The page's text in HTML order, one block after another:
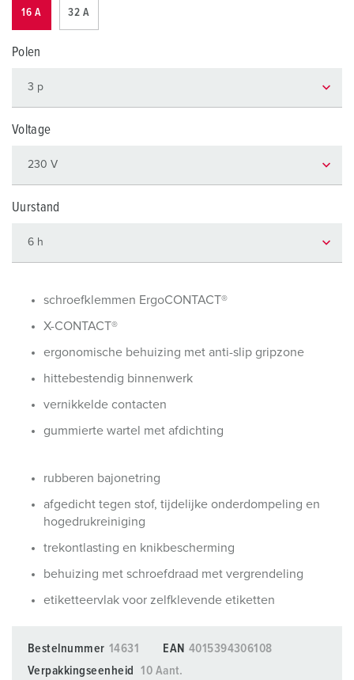
16 A 32 A
Polen
Voltage
Uurstand
schroefklemmen ErgoCONTACT®
X-CONTACT®
ergonomische behuizing met anti-slip gripzone
hittebestendig binnenwerk
vernikkelde contacten
gummierte wartel met afdichting
rubberen bajonetring
afgedicht tegen stof, tijdelijke onderdompeling en
hogedrukreiniging
trekontlasting en knikbescherming
behuizing met schroefdraad met vergrendeling
etiketteervlak voor zelfklevende etiketten
Bestelnummer 14631 EAN 4015394306108
Verpakkingseenheid
10 Aant.